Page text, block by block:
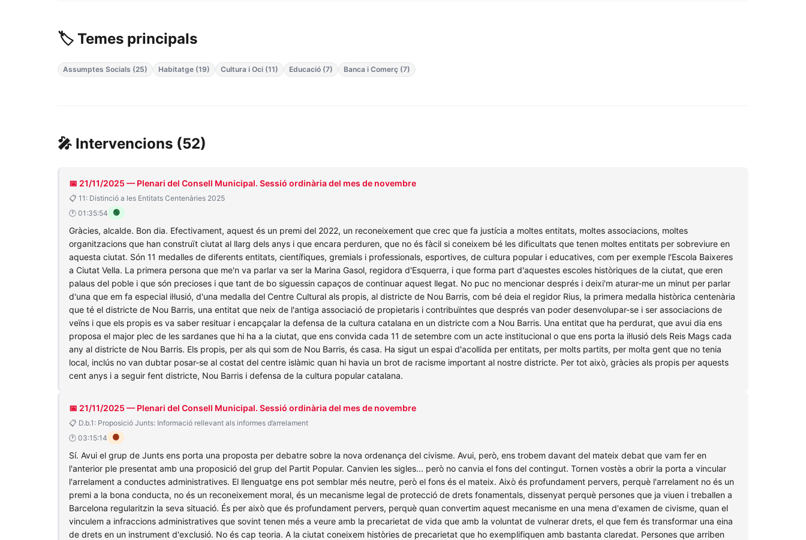
🏷️ Temes principals
Assumptes Socials (25) Habitatge (19) Cultura i Oci (11) Educació (7) Banca i Comerç (7)
🎤 Intervencions (52)
📅 21/11/2025 — Plenari del Consell Municipal. Sessió ordinària del mes de novembre
📋 11: Distinció a les Entitats Centenàries 2025
🕐 01:35:54
🟢
Gràcies, alcalde. Bon dia. Efectivament, aquest és un premi del 2022, un reconeixement que crec que fa justícia a moltes entitats, moltes associacions, moltes
organitzacions que han construït ciutat al llarg dels anys i que encara perduren, que no és fàcil si coneixem bé les dificultats que tenen moltes entitats per sobreviure en
aquesta ciutat. Són 11 medalles de diferents entitats, científiques, gremials i professionals, esportives, de cultura popular i educatives, com per exemple l'Escola Baixeres
a Ciutat Vella. La primera persona que me'n va parlar va ser la Marina Gasol, regidora d'Esquerra, i que forma part d'aquestes escoles històriques de la ciutat, que eren
palaus del poble i que són precioses i que tant de bo siguessin capaços de continuar aquest llegat. No puc no mencionar després i deixi'm aturar-me un minut per parlar
d'una que em fa especial il·lusió, d'una medalla del Centre Cultural als propis, al districte de Nou Barris, com bé deia el regidor Rius, la primera medalla històrica centenària
que té el districte de Nou Barris, una entitat que neix de l'antiga associació de propietaris i contribuïntes que després van poder desenvolupar-se i ser associacions de
veïns i que els propis es va saber resituar i encapçalar la defensa de la cultura catalana en un districte com a Nou Barris. Una entitat que ha perdurat, que avui dia ens
proposa el major plec de les sardanes que hi ha a la ciutat, que ens convida cada 11 de setembre com un acte institucional o que ens porta la il·lusió dels Reis Mags cada
any al districte de Nou Barris. Els propis, per als qui som de Nou Barris, és casa. Ha sigut un espai d'acollida per entitats, per molts partits, per molta gent que no tenia
local, inclús no van dubtar posar-se al costat del centre islàmic quan hi havia un brot de racisme important al nostre districte. Per tot això, gràcies als propis per aquests
cent anys i a seguir fent districte, Nou Barris i defensa de la cultura popular catalana.
📅 21/11/2025 — Plenari del Consell Municipal. Sessió ordinària del mes de novembre
📋 D.b.1: Proposició Junts: Informació rellevant als informes d’arrelament
🕐 03:15:14
🟠
Sí. Avui el grup de Junts ens porta una proposta per debatre sobre la nova ordenança del civisme. Avui, però, ens trobem davant del mateix debat que vam fer en
l'anterior ple presentat amb una proposició del grup del Partit Popular. Canvien les sigles... però no canvia el fons del contingut. Tornen vostès a obrir la porta a vincular
l'arrelament a conductes administratives. El llenguatge ens pot semblar més neutre, però el fons és el mateix. Això és profundament pervers, perquè l'arrelament no és un
premi a la bona conducta, no és un reconeixement moral, és un mecanisme legal de protecció de drets fonamentals, dissenyat perquè persones que ja viuen i treballen a
Barcelona regularitzin la seva situació. És per això que és profundament pervers, perquè quan convertim aquest mecanisme en una mena d'examen de civisme, quan el
vinculem a infraccions administratives que sovint tenen més a veure amb la precarietat de vida que amb la voluntat de vulnerar drets, el que fem és transformar una eina
de drets en un instrument d'exclusió. No és cap teoria. A la ciutat coneixem històries de precarietat que ho exemplifiquen amb bastanta claredat. Persones que arriben